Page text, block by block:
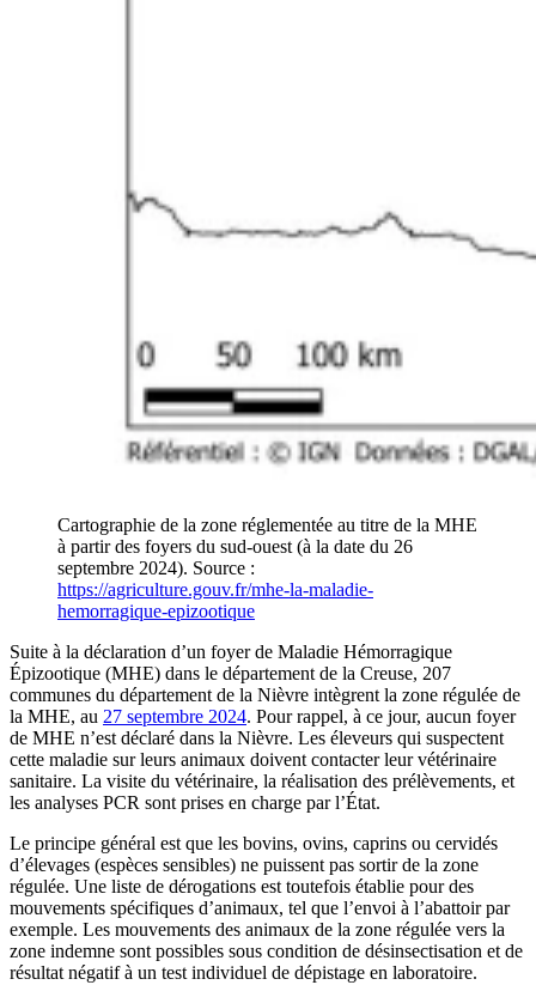
Cartographie de la zone réglementée au titre de la MHE
à partir des foyers du sud-ouest (à la date du 26
septembre 2024). Source :
https://agriculture.gouv.fr/mhe-la-maladie-
hemorragique-epizootique
Suite à la déclaration d’un foyer de Maladie Hémorragique
Épizootique (MHE) dans le département de la Creuse, 207
communes du département de la Nièvre intègrent la zone régulée de
la MHE, au 27 septembre 2024. Pour rappel, à ce jour, aucun foyer
de MHE n’est déclaré dans la Nièvre. Les éleveurs qui suspectent
cette maladie sur leurs animaux doivent contacter leur vétérinaire
sanitaire. La visite du vétérinaire, la réalisation des prélèvements, et
les analyses PCR sont prises en charge par l’État.
Le principe général est que les bovins, ovins, caprins ou cervidés
d’élevages (espèces sensibles) ne puissent pas sortir de la zone
régulée. Une liste de dérogations est toutefois établie pour des
mouvements spécifiques d’animaux, tel que l’envoi à l’abattoir par
exemple. Les mouvements des animaux de la zone régulée vers la
zone indemne sont possibles sous condition de désinsectisation et de
résultat négatif à un test individuel de dépistage en laboratoire.